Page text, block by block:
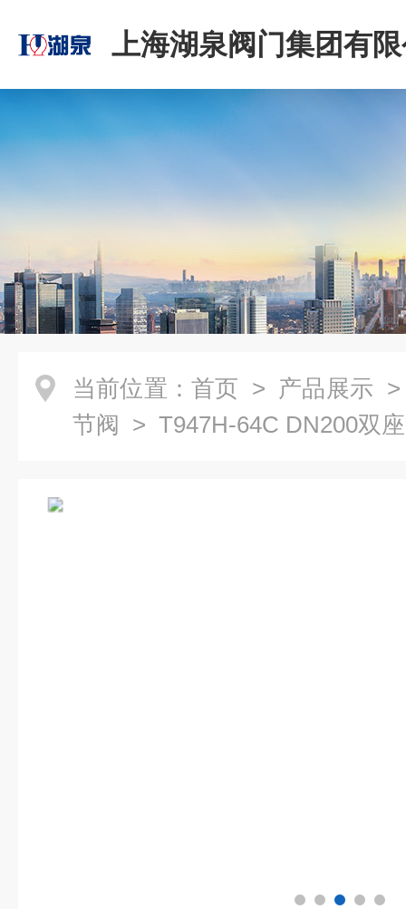
上海湖泉阀门集团有
当前位置： 首页 > 产品展示
节阀
> T947H-64C